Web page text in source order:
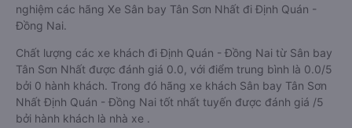
nghiệm các hãng Xe Sân bay Tân Sơn Nhất đi Định Quán -
Đồng Nai.
Chất lượng các xe khách đi Định Quán - Đồng Nai từ Sân bay
Tân Sơn Nhất được đánh giá 0.0, với điểm trung bình là 0.0/5
bởi 0 hành khách. Trong đó hãng xe khách Sân bay Tân Sơn
Nhất Định Quán - Đồng Nai tốt nhất tuyến được đánh giá /5
bởi hành khách là nhà xe .